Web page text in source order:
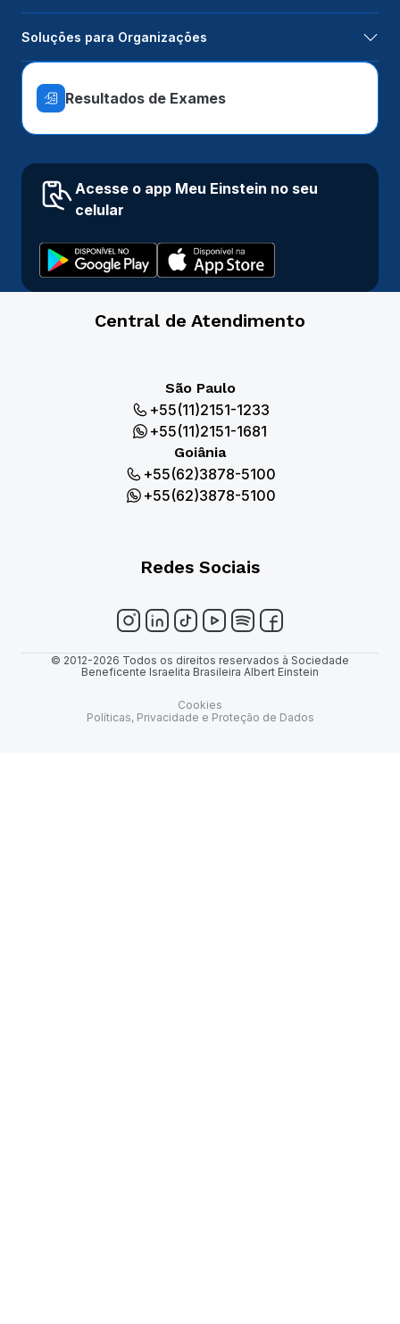
Soluções para Organizações
Resultados de Exames
Acesse o app Meu Einstein no seu
celular
Central de Atendimento
São Paulo
+55(11)2151-1233
+55(11)2151-1681
Goiânia
+55(62)3878-5100
+55(62)3878-5100
Redes Sociais
© 2012-2026 Todos os direitos reservados à Sociedade
Beneficente Israelita Brasileira Albert Einstein
Cookies
Políticas, Privacidade e Proteção de Dados